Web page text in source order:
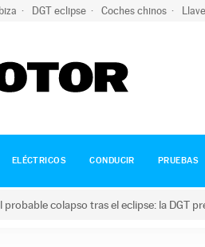
DGT eclipse Coches chinos
ELÉCTRICOS CONDUCIR PRUEBAS
probable colapso tras el eclipse: la DGT